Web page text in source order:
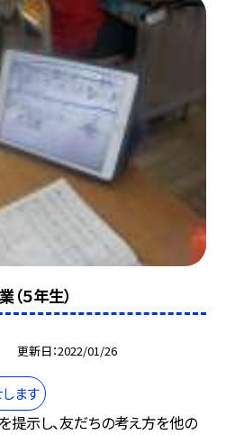
５年生）
更新日 2022/01/26
ます
提示し、友だちの考え方を他の